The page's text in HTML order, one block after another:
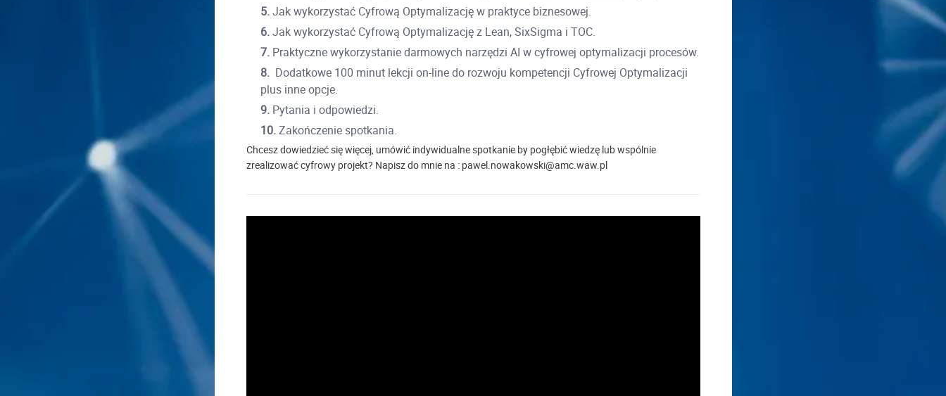
5.Jak wykorzystać Cyfrową Optymalizację w praktyce biznesowej.
6.Jak wykorzystać Cyfrową Optymalizację z Lean, SixSigma i TOC.
7.Praktyczne wykorzystanie darmowych narzędzi AI w cyfrowej optymalizacji procesów.
8. Dodatkowe 100 minut lekcji on-line do rozwoju kompetencji Cyfrowej Optymalizacji
plus inne opcje.
9. Pytania i odpowiedzi.
10.Zakończenie spotkania.
Chcesz dowiedzieć się więcej, umówić indywidualne spotkanie by pogłębić wiedzę lub wspólnie
zrealizować cyfrowy projekt? Napisz do mnie na : pawel.nowakowski@amc.waw.pl